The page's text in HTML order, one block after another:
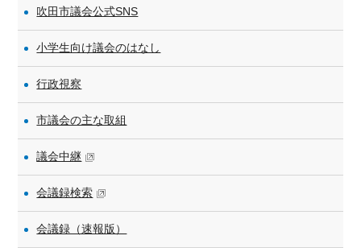
吹田市議会公式SNS
小学生向け議会のはなし
行政視察
市議会の主な取組
議会中継
会議録検索
会議録（速報版）